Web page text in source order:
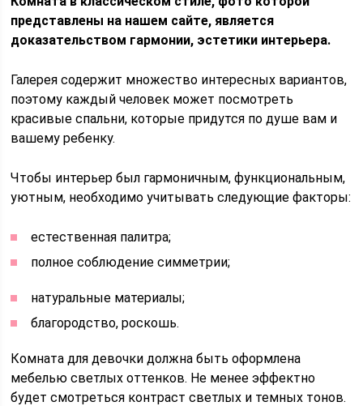
представлены на нашем сайте, является
доказательством гармонии, эстетики интерьера.
Галерея содержит множество интересных вариантов,
поэтому каждый человек может посмотреть
красивые спальни, которые придутся по душе вам и
вашему ребенку.
Чтобы интерьер был гармоничным, функциональным,
уютным, необходимо учитывать следующие факторы:
естественная палитра;
полное соблюдение симметрии;
натуральные материалы;
благородство, роскошь.
Комната для девочки должна быть оформлена
мебелью светлых оттенков. Не менее эффектно
будет смотреться контраст светлых и темных тонов.